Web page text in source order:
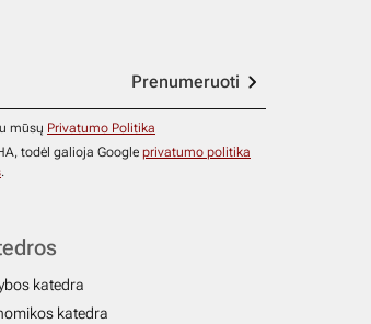
Prenumeruoti
mūsų Privatumo Politika
todėl galioja Google privatumo politika
.
katedra
katedra